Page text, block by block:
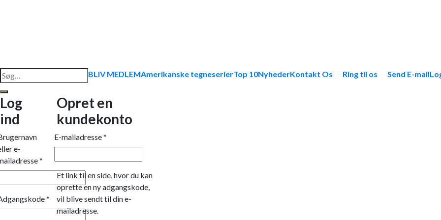
Søg
efter:
BLIV MEDLEMAmerikanske tegneserierTop 10NyhederKontakt Os Ring til os Send E-mail
Log
ind
e-
*
*
Opret en
kundekonto
E-mailadresse*
Et link til en side, hvor du kan
oprette en ny adgangskode,
vil blive sendt til din e-
mailadresse.